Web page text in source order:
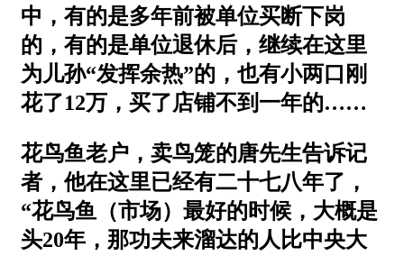
中，有的是多年前被单位买断下岗
的，有的是单位退休后，继续在这里
为儿孙“发挥余热”的，也有小两口刚
花了12万，买了店铺不到一年的……
花鸟鱼老户，卖鸟笼的唐先生告诉记
者，他在这里已经有二十七八年了，
“花鸟鱼（市场）最好的时候，大概是
头20年，那功夫来溜达的人比中央大